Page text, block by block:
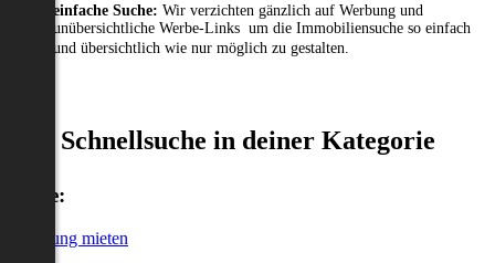
einfache Suche: Wir verzichten gänzlich auf Werbung und
unübersichtliche Werbe-Links um die Immobiliensuche so einfach
und übersichtlich wie nur möglich zu gestalten.
Schnellsuche in deiner Kategorie
Miete:
Wohnung mieten